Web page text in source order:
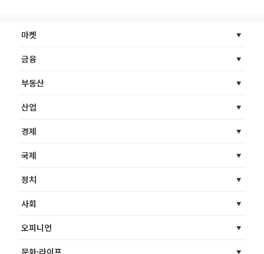
마켓
금융
부동산
산업
경제
국제
정치
사회
오피니언
문화·라이프